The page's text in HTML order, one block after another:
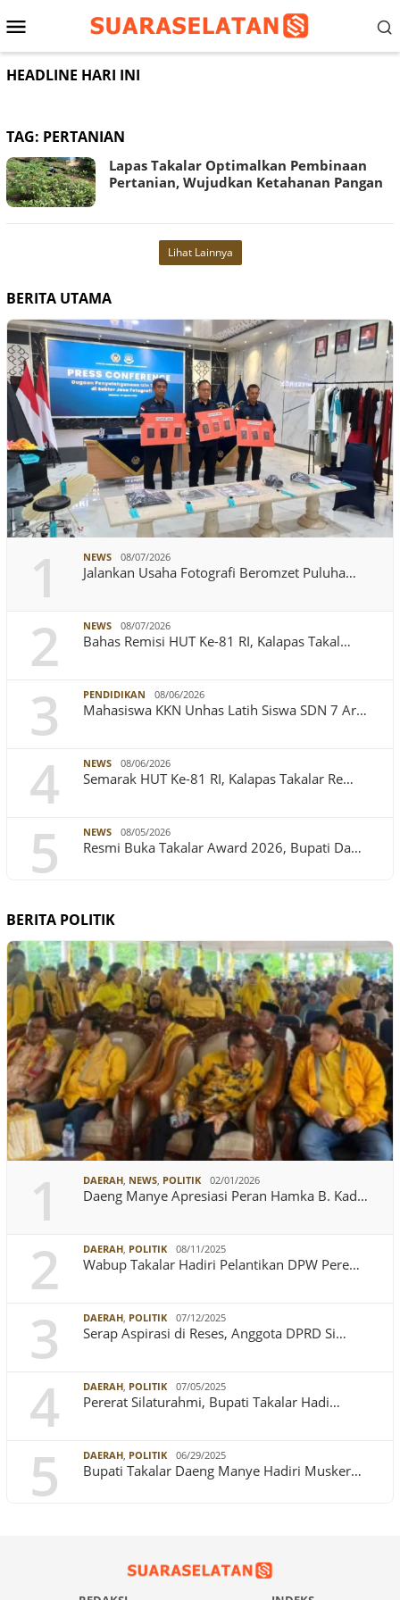
ke
Menu
Mobile
HEADLINE HARI INI
TAG: PERTANIAN
Lapas Takalar Optimalkan Pembinaan
Pertanian, Wujudkan Ketahanan Pangan
Lihat Lainnya
BERITA UTAMA
1 NEWS 08/07/2026
Jalankan Usaha Fotografi Beromzet Puluha…
2 NEWS 08/07/2026
Bahas Remisi HUT Ke-81 RI, Kalapas Takal…
3 PENDIDIKAN 08/06/2026
Mahasiswa KKN Unhas Latih Siswa SDN 7 Ar…
4 NEWS 08/06/2026
Semarak HUT Ke-81 RI, Kalapas Takalar Re…
5 NEWS 08/05/2026
Resmi Buka Takalar Award 2026, Bupati Da…
BERITA POLITIK
1 DAERAH, NEWS, POLITIK 02/01/2026
Daeng Manye Apresiasi Peran Hamka B. Kad…
2 DAERAH, POLITIK 08/11/2025
Wabup Takalar Hadiri Pelantikan DPW Pere…
3 DAERAH, POLITIK 07/12/2025
Serap Aspirasi di Reses, Anggota DPRD Si…
4 DAERAH, POLITIK 07/05/2025
Pererat Silaturahmi, Bupati Takalar Hadi…
5 DAERAH, POLITIK 06/29/2025
Bupati Takalar Daeng Manye Hadiri Musker…